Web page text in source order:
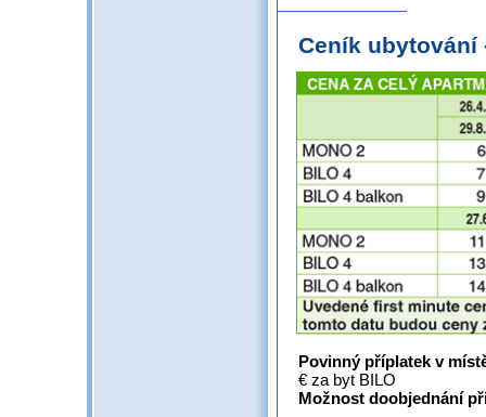
Ceník
Povinný příplatek v
€ za byt BILO
Možnost doobjednání